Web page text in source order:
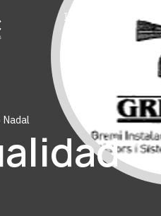
Inicio Nosotros